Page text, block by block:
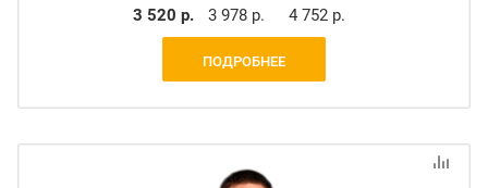
3 520 р. 3 978 р. 4 752 р.
ПОДРОБНЕЕ